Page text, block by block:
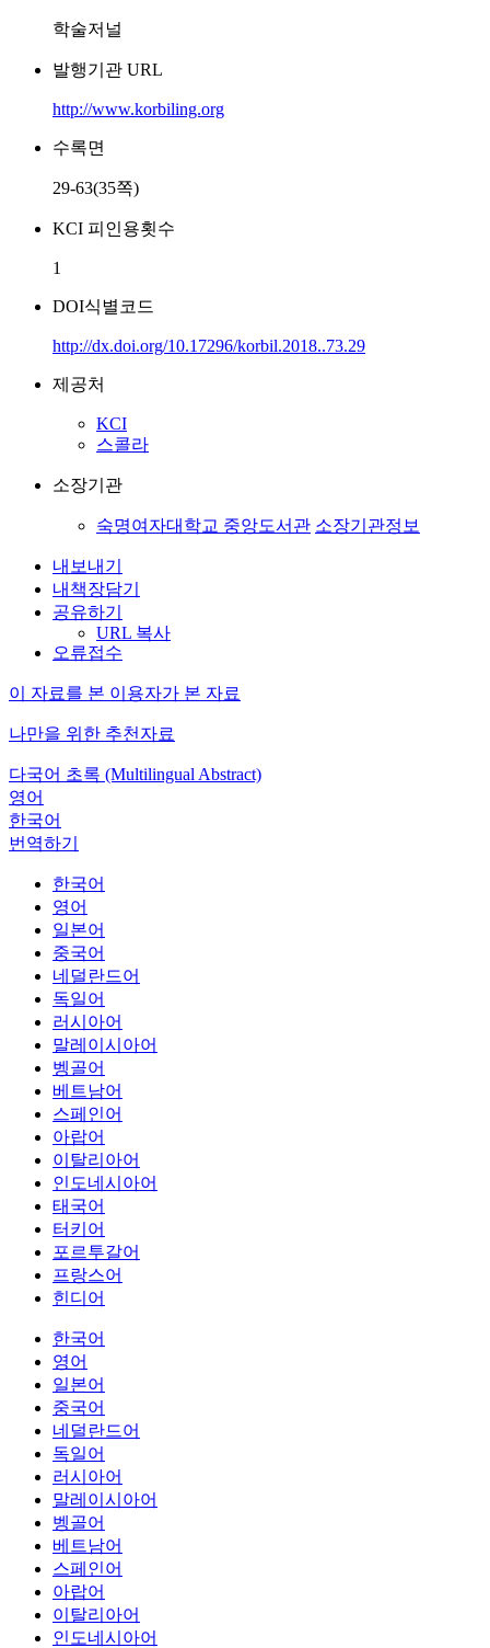
학술저널
발행기관 URL
http://www.korbiling.org
수록면
29-63(35쪽)
KCI 피인용횟수
1
DOI식별코드
http://dx.doi.org/10.17296/korbil.2018..73.29
제공처
KCI
스콜라
소장기관
숙명여자대학교 중앙도서관 소장기관정보
내보내기
내책장담기
공유하기
URL 복사
오류접수
이 자료를 본 이용자가 본 자료
나만을 위한 추천자료
다국어 초록 (Multilingual Abstract)
영어
한국어
번역하기
한국어
영어
일본어
중국어
네덜란드어
독일어
러시아어
말레이시아어
벵골어
베트남어
스페인어
아랍어
이탈리아어
인도네시아어
태국어
터키어
포르투갈어
프랑스어
힌디어
한국어
영어
일본어
중국어
네덜란드어
독일어
러시아어
말레이시아어
벵골어
베트남어
스페인어
아랍어
이탈리아어
인도네시아어